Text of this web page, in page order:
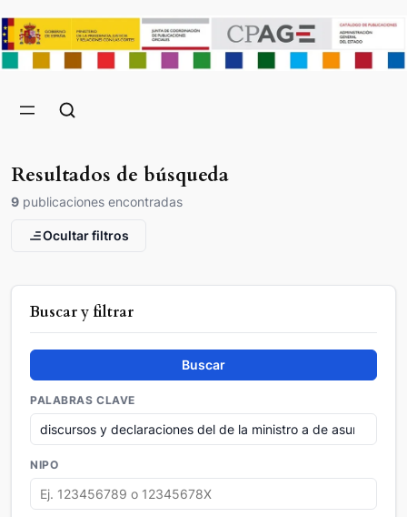
Resultados de búsqueda
9 publicaciones encontradas
Ocultar filtros
Buscar y filtrar
Buscar
PALABRAS CLAVE
NIPO